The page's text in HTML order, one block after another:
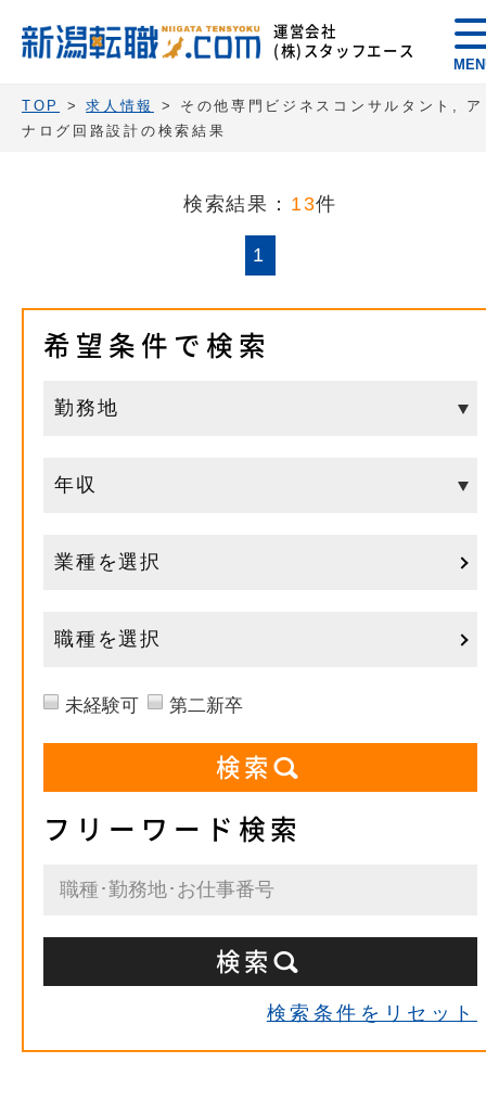
運営会社
(株)スタッフエース
TOP >求人情報
> その他専門ビジネスコンサルタント, ア
ナログ回路設計の検索結果
検索結果： 13件
1
希望条件で検索
業種を選択
職種を選択
未経験可 第二新卒
フリーワード検索
検索条件をリセット